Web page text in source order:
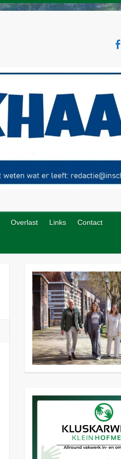
Overlast Links Contact